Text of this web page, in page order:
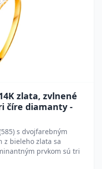
zlata, zvlnené
číre diamanty -
s dvojfarebným
z bieleho zlata sa
prvkom sú tri